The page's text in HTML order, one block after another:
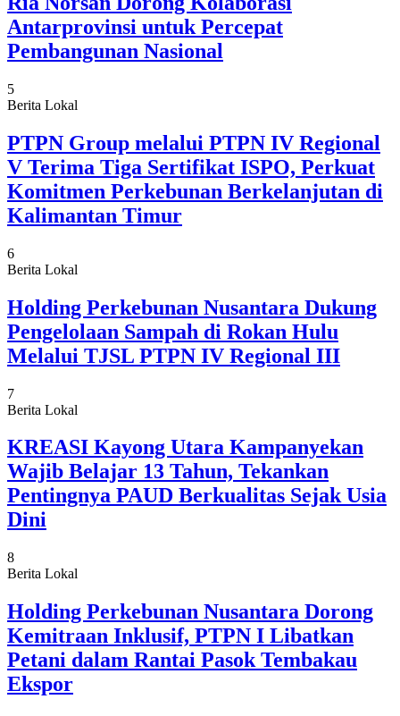
Antarprovinsi untuk Percepat
Pembangunan Nasional
5
Berita Lokal
PTPN Group melalui PTPN IV Regional
V Terima Tiga Sertifikat ISPO, Perkuat
Komitmen Perkebunan Berkelanjutan di
Kalimantan Timur
6
Berita Lokal
Holding Perkebunan Nusantara Dukung
Pengelolaan Sampah di Rokan Hulu
Melalui TJSL PTPN IV Regional III
7
Berita Lokal
KREASI Kayong Utara Kampanyekan
Wajib Belajar 13 Tahun, Tekankan
Pentingnya PAUD Berkualitas Sejak Usia
Dini
8
Berita Lokal
Holding Perkebunan Nusantara Dorong
Kemitraan Inklusif, PTPN I Libatkan
Petani dalam Rantai Pasok Tembakau
Ekspor